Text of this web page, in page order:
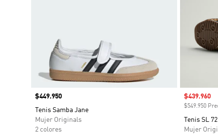
Precio
$449.950
Tenis Samba Jane
Mujer Originals
2 colores
Precio de
$439.960
$549.950
Tenis SL
Mujer